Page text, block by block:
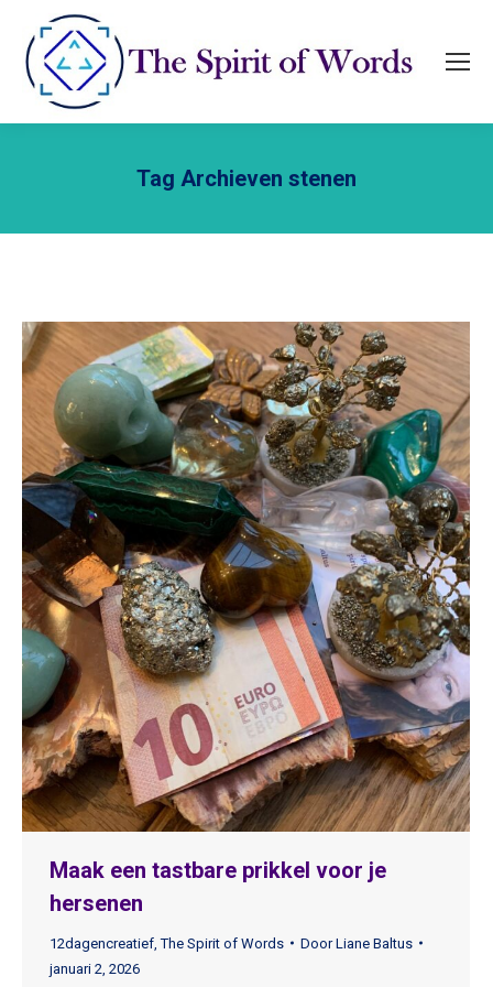
Tag Archieven stenen
Maak een tastbare prikkel voor je
hersenen
12dagencreatief ,The Spirit of Words DoorLiane Baltus
januari 2, 2026